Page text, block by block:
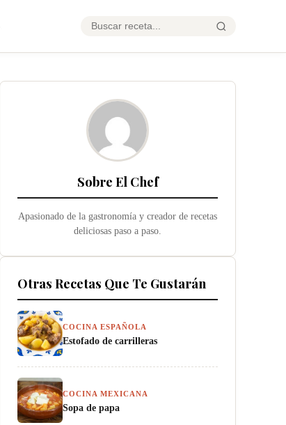
Sobre El Chef
Apasionado de la gastronomía y creador de recetas
deliciosas paso a paso.
Otras Recetas Que Te Gustarán
COCINA ESPAÑOLA
Estofado de carrilleras
COCINA MEXICANA
Sopa de papa